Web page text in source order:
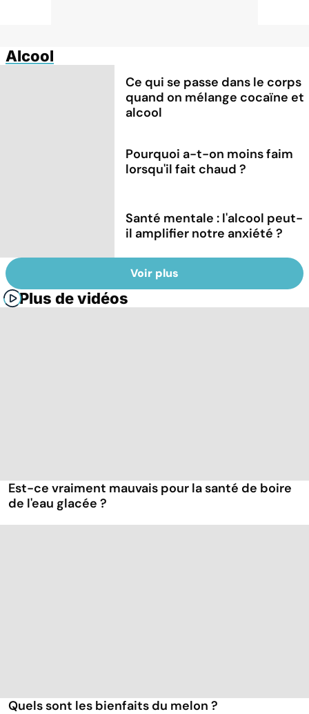
Alcool
Ce qui se passe dans le corps
quand on mélange cocaïne et
alcool
Pourquoi a-t-on moins faim
lorsqu'il fait chaud ?
Santé mentale : l'alcool peut-
il amplifier notre anxiété ?
Voir plus
Plus de vidéos
Est-ce vraiment mauvais pour la santé de boire
de l'eau glacée ?
Quels sont les bienfaits du melon ?